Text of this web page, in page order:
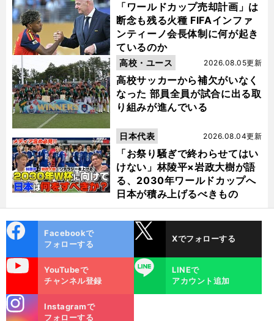
「ワールドカップ売却計画」は
断念も残る火種 FIFAインファ
ンティーノ会長体制に何が起き
ているのか
高校サッカーから補欠がいなく
なった 部員全員が試合に出る取
り組みが進んでいる
2026.08.05更新
高校・ユース
「お祭り騒ぎで終わらせてはい
けない」林陵平×岩政大樹が語
る、2030年ワールドカップへ
日本が積み上げるべきもの
2026.08.04更新
日本代表
ok
Facebookで
フォローする
Xでフォローする
YouTubeで
チャンネル登録
LINE
LINEで
アカウント追加
m
Instagramで
フォローする